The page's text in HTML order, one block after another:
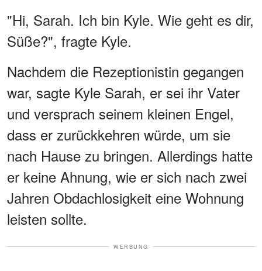
"Hi, Sarah. Ich bin Kyle. Wie geht es dir,
Süße?", fragte Kyle.
Nachdem die Rezeptionistin gegangen
war, sagte Kyle Sarah, er sei ihr Vater
und versprach seinem kleinen Engel,
dass er zurückkehren würde, um sie
nach Hause zu bringen. Allerdings hatte
er keine Ahnung, wie er sich nach zwei
Jahren Obdachlosigkeit eine Wohnung
leisten sollte.
WERBUNG